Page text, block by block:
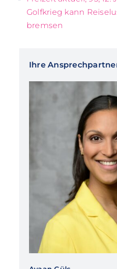
Golfkrieg kann
bremsen
Ihre